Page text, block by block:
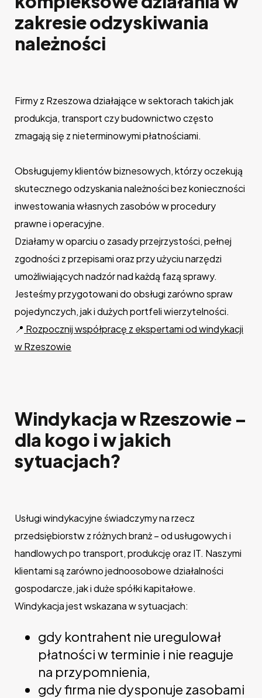
zakresie odzyskiwania
należności
Firmy z Rzeszowa działające w sektorach takich jak
produkcja, transport czy budownictwo często
zmagają się z nieterminowymi płatnościami.
Obsługujemy klientów biznesowych, którzy oczekują
skutecznego odzyskania należności bez konieczności
inwestowania własnych zasobów w procedury
prawne i operacyjne.
Działamy w oparciu o zasady przejrzystości, pełnej
zgodności z przepisami oraz przy użyciu narzędzi
umożliwiających nadzór nad każdą fazą sprawy.
Jesteśmy przygotowani do obsługi zarówno spraw
pojedynczych, jak i dużych portfeli wierzytelności.
📍 Rozpocznij współpracę z ekspertami od windykacji
w Rzeszowie
Windykacja w Rzeszowie –
dla kogo i w jakich
sytuacjach?
Usługi windykacyjne świadczymy na rzecz
przedsiębiorstw z różnych branż – od usługowych i
handlowych po transport, produkcję oraz IT. Naszymi
klientami są zarówno jednoosobowe działalności
gospodarcze, jak i duże spółki kapitałowe.
Windykacja jest wskazana w sytuacjach:
gdy kontrahent nie uregulował
płatności w terminie i nie reaguje
na przypomnienia,
gdy firma nie dysponuje zasobami